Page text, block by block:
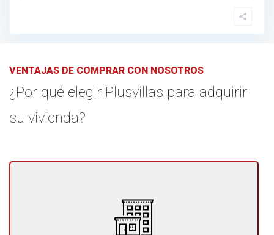
VENTAJAS DE COMPRAR CON NOSOTROS
¿Por qué elegir Plusvillas para adquirir
su vivienda?
En PlusVillas te ofrecemos un producto variado y de